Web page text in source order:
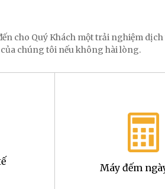
cho Quý Khách một trải nghiệm dịch
của chúng tôi nếu không hài lòng.
Máy đếm